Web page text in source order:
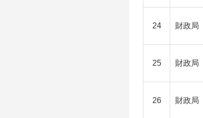
24 財政局
25 財政局
26 財政局